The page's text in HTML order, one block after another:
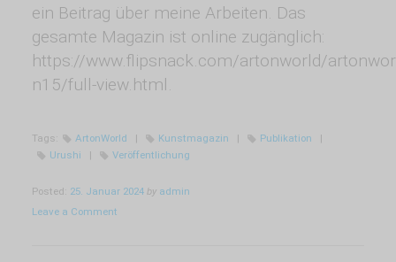
ein Beitrag über meine Arbeiten. Das
gesamte Magazin ist online zugänglich:
https://www.flipsnack.com/artonworld/
n15/full-view.html.
Tags: ArtonWorld | Kunstmagazin | Publikation
|
Urushi
| Veröffentlichung
Posted: 25. Januar 2024 by admin
Leave a Comment